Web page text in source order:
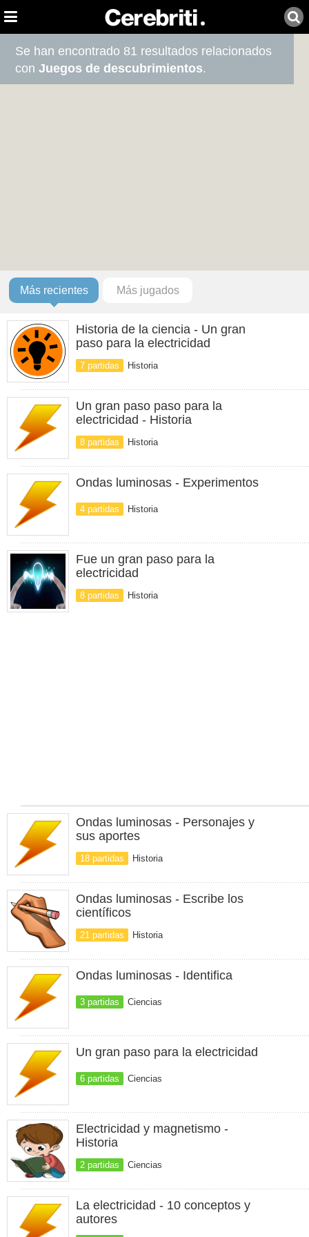
Se han encontrado 81 resultados relacionados
conJuegos de descubrimientos.
Más recientes Más jugados
Historia de la ciencia - Un gran
paso para la electricidad
7 partidas Historia
Un gran paso paso para la
electricidad - Historia
8 partidas Historia
Ondas luminosas - Experimentos
4 partidas Historia
Fue un gran paso para la
electricidad
8 partidas Historia
Ondas luminosas - Personajes y
sus aportes
18 partidas Historia
Ondas luminosas - Escribe los
científicos
21 partidas Historia
Ondas luminosas - Identifica
3 partidas Ciencias
Un gran paso para la electricidad
6 partidas Ciencias
Electricidad y magnetismo -
Historia
2 partidas Ciencias
La electricidad - 10 conceptos y
autores